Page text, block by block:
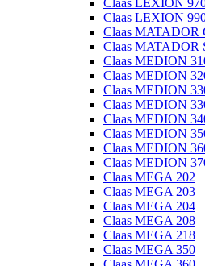
Claas LEXION
Claas LEXION
Claas MATADOR
Claas
Claas MEDION
Claas MEDION
Claas MEDION
Claas MEDION
Claas MEDION
Claas MEDION
Claas MEDION
Claas MEDION
Claas MEGA 202
Claas MEGA 203
Claas MEGA 204
Claas MEGA 208
Claas MEGA 218
Claas MEGA 350